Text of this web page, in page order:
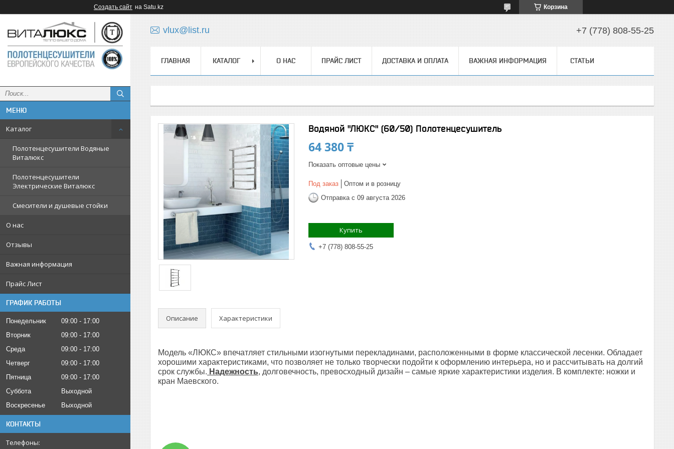
Создать сайт на Satu.kz Корзина
Каталог
Полотенцесушители Водяные
Виталюкс
Полотенцесушители
Электрические Виталюкс
Смесители и душевые стойки
О нас
Отзывы
Важная информация
Прайс Лист
ГРАФИК РАБОТЫ
Понедельник 09:00
17:00
Вторник
09:00
17:00
Среда
09:00
17:00
Четверг
09:00
17:00
Пятница
09:00
17:00
Суббота
Выходной
Воскресенье
Выходной
КОНТАКТЫ
vlux@list.ru +7 (778) 808-55-25
ГЛАВНАЯ КАТАЛОГ О НАС ПРАЙС ЛИСТ ДОСТАВКА И ОПЛАТА ВАЖНАЯ ИНФОРМАЦИЯ СТАТЬИ
Водяной "ЛЮКС" (60/50) Полотенцесушитель
64 380 ₸
Показать оптовые цены
Под заказ
Оптом и в розницу
Отправка с 09 августа 2026
Купить
+7 (778) 808-55-25
Описание Характеристики
Модель «ЛЮКС» впечатляет стильными изогнутыми перекладинами, расположенными в форме классической лесенки. Обладает
хорошими характеристиками, что позволяет не только творчески подойти к оформлению интерьера, но и рассчитывать на долгий
срок службы. Надежность, долговечность, превосходный дизайн – самые яркие характеристики изделия. В комплекте: ножки и
кран Маевского.